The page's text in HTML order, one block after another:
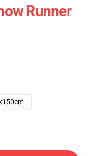
Runner